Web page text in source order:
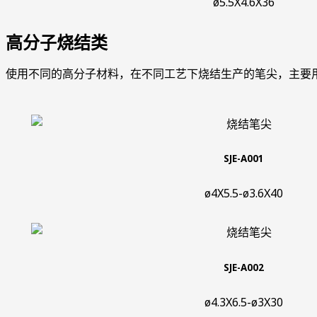
高分子烧结类
使用不同的高分子材料，在不同工艺下烧结生产的笔尖，主要
SJE-A001
ø4X5.5-ø3.6X40
SJE-A002
ø4.3X6.5-ø3X30